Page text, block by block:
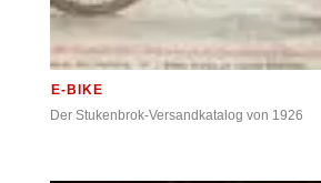
E-BIKE
Der Stukenbrok-Versandkatalog von 1926